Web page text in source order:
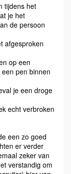
tijdens het
je het
de persoon
afgesproken
op een
pen binnen
je een droge
echt verbroken
een zo goed
er verder
zeker van
verstandig om